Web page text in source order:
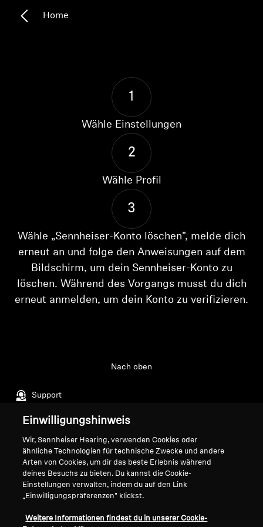
Kopfhörer-Ersatzteile & Zubehör
Original-Hörteile & Zubehör
Soundbars
AMBEO Soundbars und Subs
AMBEO entdecken
Innovationen
Klangraum
Support
Home
1
Wähle Einstellungen
2
Wähle Profil
3
Wähle „Sennheiser-Konto löschen", melde dich
erneut an und folge den Anweisungen auf dem
Bildschirm, um dein Sennheiser-Konto zu
löschen. Während des Vorgangs musst du dich
erneut anmelden, um dein Konto zu verifizieren.
Support
Nach oben
Impressum
Globale Datenschutzrichtlinie
Allgemeine
Geschäftsbedingungen für
Online-Verkäufe an Verbraucher
Unser Unternehmen
Über uns
Karriere bei Sonova
Einwilligungshinweis
Wir, Sennheiser Hearing, verwenden Cookies oder
ähnliche Technologien für technische Zwecke und andere
Arten von Cookies, um dir das beste Erlebnis während
deines Besuchs zu bieten. Du kannst die Cookie-
Einstellungen verwalten, indem du auf den Link
„Einwilligungspräferenzen" klickst.
Weitere Informationen findest du in unserer Cookie-
Produkte zu Ihrer Wunschliste hinzuzufügen und